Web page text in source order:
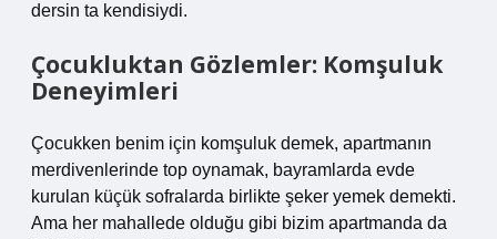
dersin ta kendisiydi.
Çocukluktan Gözlemler: Komşuluk
Deneyimleri
Çocukken benim için komşuluk demek, apartmanın
merdivenlerinde top oynamak, bayramlarda evde
kurulan küçük sofralarda birlikte şeker yemek demekti.
Ama her mahallede olduğu gibi bizim apartmanda da